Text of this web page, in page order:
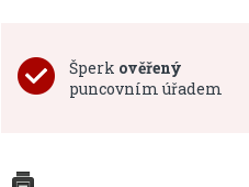
Šperk ověřený
puncovním úřadem